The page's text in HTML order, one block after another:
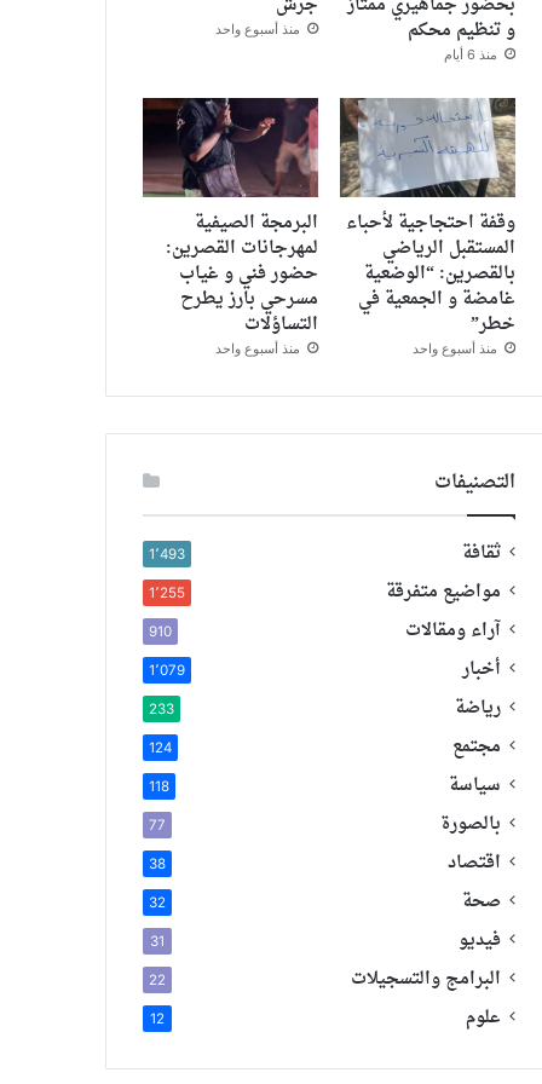
و تنظيم محكم
منذ 6 أيام
منذ أسبوع واحد
وقفة احتجاجية لأحباء
المستقبل الرياضي
بالقصرين: “الوضعية
غامضة و الجمعية في
خطر”
منذ أسبوع واحد
البرمجة الصيفية
لمهرجانات القصرين:
حضور فني و غياب
مسرحي بارز يطرح
التساؤلات
منذ أسبوع واحد
التصنيفات
ثقافة 1٬493
مواضيع متفرقة 1٬255
آراء ومقالات 910
أخبار 1٬079
رياضة 233
مجتمع 124
سياسة 118
بالصورة 77
اقتصاد 38
صحة 32
فيديو 31
البرامج والتسجيلات 22
علوم 12